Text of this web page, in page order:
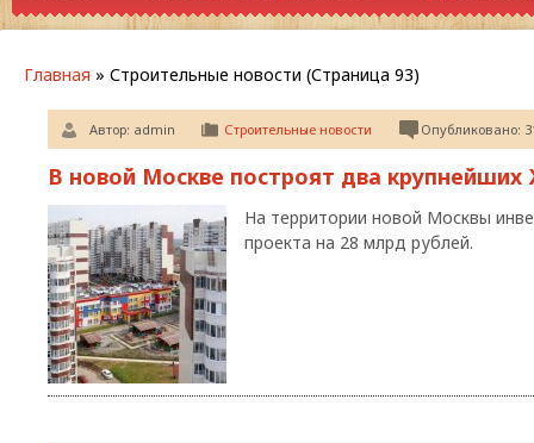
Главная » Строительные новости (Страница 93)
Автор: admin Строительные новости Опубликовано:
В новой Москве построят два
На территории новой Москвы
проекта на 28 млрд рублей.